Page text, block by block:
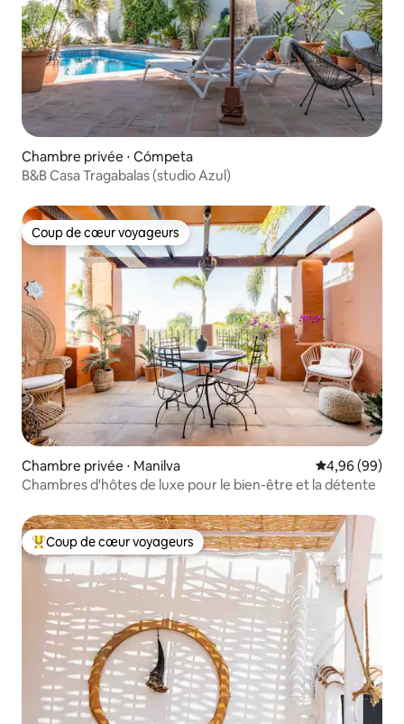
Chambre privée ⋅ Cómpeta
B&B Casa Tragabalas (studio Azul)
Coup de cœur voyageurs
Coup de cœur voyageurs
Chambre privée ⋅ Manilva Évaluation
4,96 (99)
Chambres d'hôtes de luxe pour le bien-être et la détente
Coups de cœur voyageurs les plus appréciés
Coup de cœur voyageurs